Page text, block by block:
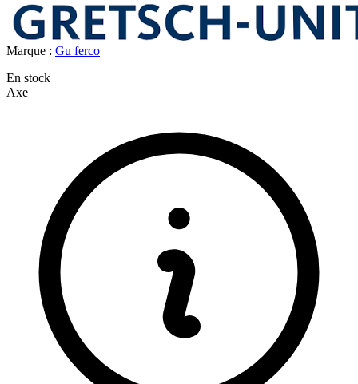
Marque : Gu ferco
En stock
Axe